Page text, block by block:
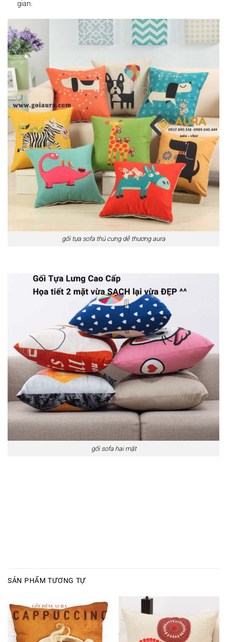
gian.
gối tựa sofa thú cưng dễ thương aura
gối sofa hai mặt
SẢN PHẨM TƯƠNG TỰ